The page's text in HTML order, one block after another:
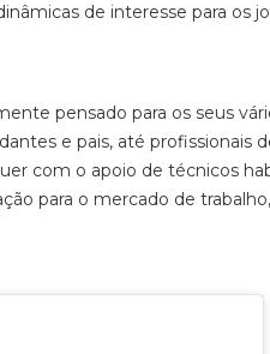
de interesse para os
pensado para os seus
e pais, até profissionais
com o apoio de técnicos
para o mercado de